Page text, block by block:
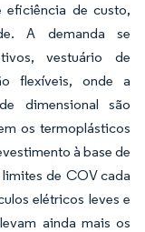
eficiência de custo,
A demanda se
vestuário de
flexíveis, onde a
dimensional são
os termoplásticos
à base de
de COV cada
elétricos leves e
ainda mais os